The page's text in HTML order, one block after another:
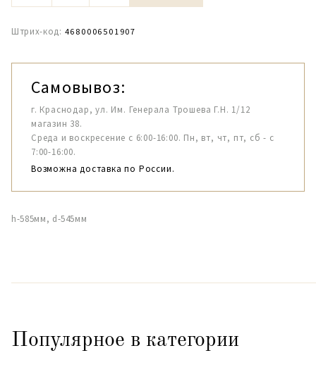
Штрих-код: 4680006501907
Самовывоз:
г. Краснодар, ул. Им. Генерала Трошева Г.Н. 1/12
магазин 38.
Среда и воскресение с 6:00-16:00. Пн, вт, чт, пт, сб - с
7:00-16:00.
Возможна доставка по России.
h-585мм, d-545мм
Популярное в категории